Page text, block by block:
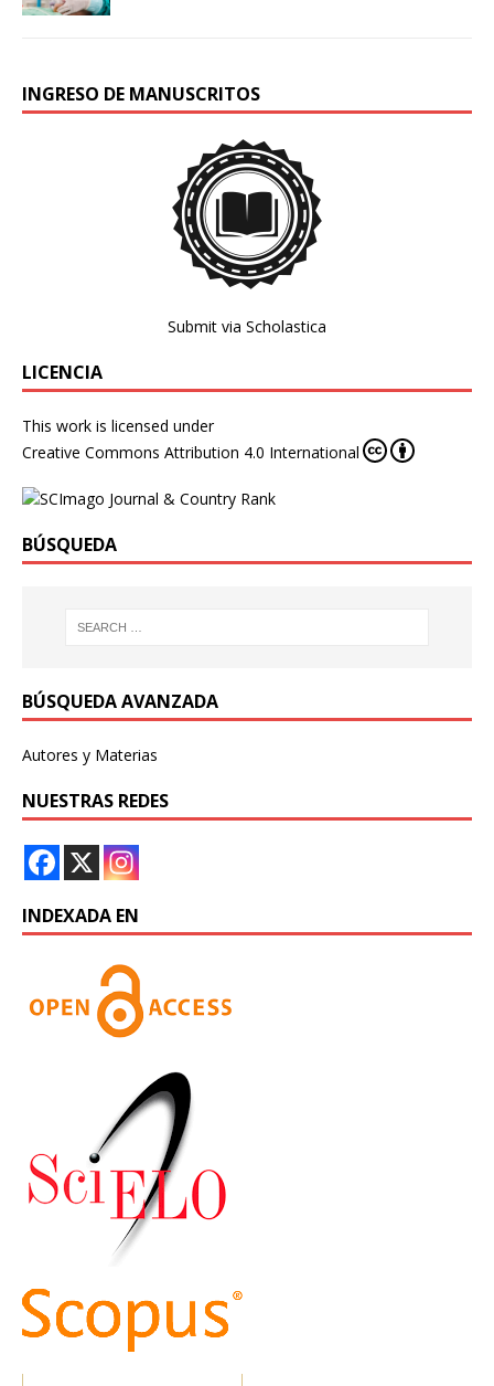
INGRESO DE MANUSCRITOS
Submit via Scholastica
LICENCIA
This work is licensed under
Creative Commons Attribution 4.0 International
BÚSQUEDA
BÚSQUEDA AVANZADA
Autores y Materias
NUESTRAS REDES
INDEXADA EN